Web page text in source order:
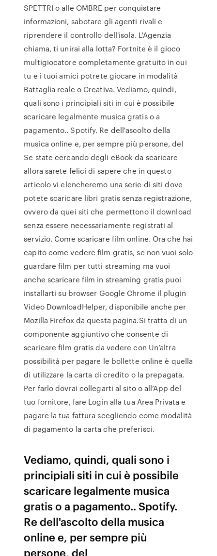
SPETTRI o alle OMBRE per conquistare
informazioni, sabotare gli agenti rivali e
riprendere il controllo dell'isola. L'Agenzia
chiama, ti unirai alla lotta? Fortnite è il gioco
multigiocatore completamente gratuito in cui
tu e i tuoi amici potrete giocare in modalità
Battaglia reale o Creativa. Vediamo, quindi,
quali sono i principiali siti in cui è possibile
scaricare legalmente musica gratis o a
pagamento.. Spotify. Re dell'ascolto della
musica online e, per sempre più persone, del
Se state cercando degli eBook da scaricare
allora sarete felici di sapere che in questo
articolo vi elencheremo una serie di siti dove
potete scaricare libri gratis senza registrazione,
ovvero da quei siti che permettono il download
senza essere necessariamente registrati al
servizio. Come scaricare film online. Ora che hai
capito come vedere film gratis, se non vuoi solo
guardare film per tutti streaming ma vuoi
anche scaricare film in streaming gratis puoi
installarti su browser Google Chrome il plugin
Video DownloadHelper, disponibile anche per
Mozilla Firefox da questa pagina.Si tratta di un
componente aggiuntivo che consente di
scaricare film gratis da vedere con Un’altra
possibilità per pagare le bollette online è quella
di utilizzare la carta di credito o la prepagata.
Per farlo dovrai collegarti al sito o all’App del
tuo fornitore, fare Login alla tua Area Privata e
pagare la tua fattura scegliendo come modalità
di pagamento la carta che preferisci.
Vediamo, quindi, quali sono i
principiali siti in cui è possibile
scaricare legalmente musica
gratis o a pagamento.. Spotify.
Re dell'ascolto della musica
online e, per sempre più
persone, del